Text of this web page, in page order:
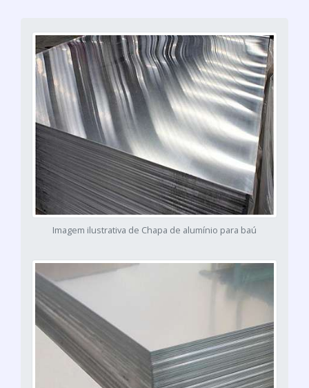
Imagem ilustrativa de Chapa de alumínio para baú